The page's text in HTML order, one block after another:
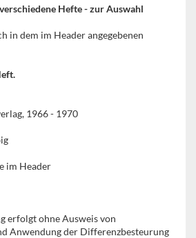
Hefte - zur Auswahl
in dem im Header angegebenen
1966 - 1970
im Header
erfolgt ohne Ausweis von
Anwendung der Differenzbesteurung